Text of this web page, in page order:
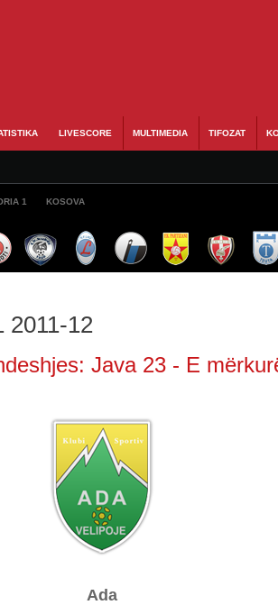
LIVESCORE MULTIMEDIA TIFOZAT
1 KOSOVA
2011-12
Java 23 - E
Ada